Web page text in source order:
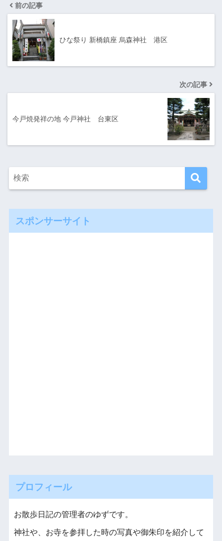
前の記事
ひな祭り 新橋鎮座 烏森神社 港区
次の記事
今戸焼発祥の地 今戸神社 台東区
スポンサーサイト
プロフィール
お散歩日記の管理者のゆずです。
神社や、お寺を参拝した時の写真や御朱印を紹介して